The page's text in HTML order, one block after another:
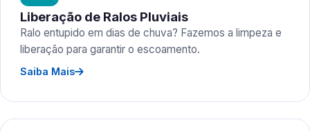
Liberação de Ralos Pluviais
Ralo entupido em dias de chuva? Fazemos a limpeza e
liberação para garantir o escoamento.
Saiba Mais